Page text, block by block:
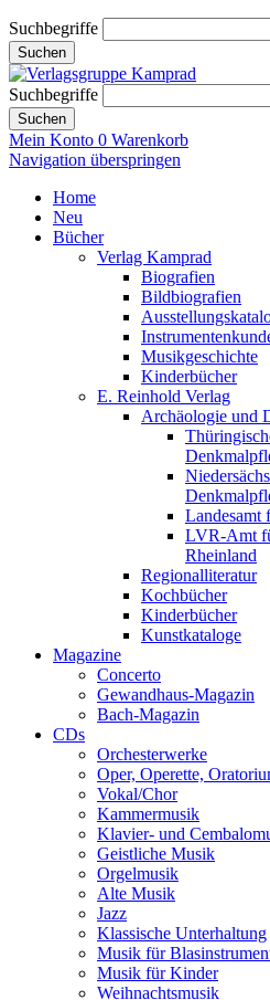
Suchbegriffe
Suchen
Suchbegriffe
Suchen
Mein Konto 0 Warenkorb
Navigation überspringen
Home
Neu
Bücher
Verlag Kamprad
Biografien
Bildbiografien
Musikgeschichte
Kinderbücher
E. Reinhold Verlag
Archäologie und
Landesamt
LVR-Amt
Rheinland
Regionalliteratur
Kochbücher
Kinderbücher
Kunstkataloge
Magazine
Concerto
Gewandhaus-Magazin
Bach-Magazin
CDs
Orchesterwerke
Oper, Operette,
Vokal/Chor
Kammermusik
Klavier- und
Geistliche Musik
Orgelmusik
Alte Musik
Jazz
Klassische Unterhaltung
Musik für
Musik für Kinder
Weihnachtsmusik